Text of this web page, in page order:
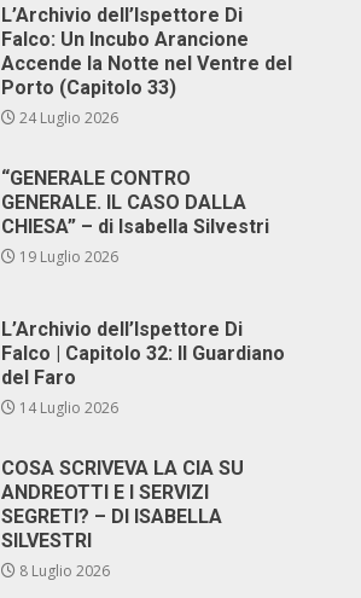
L’Archivio dell’Ispettore Di
Falco: Un Incubo Arancione
Accende la Notte nel Ventre del
Porto (Capitolo 33)
24 Luglio 2026
“GENERALE CONTRO
GENERALE. IL CASO DALLA
CHIESA” – di Isabella Silvestri
19 Luglio 2026
L’Archivio dell’Ispettore Di
Falco | Capitolo 32: Il Guardiano
del Faro
14 Luglio 2026
COSA SCRIVEVA LA CIA SU
ANDREOTTI E I SERVIZI
SEGRETI? – DI ISABELLA
SILVESTRI
8 Luglio 2026